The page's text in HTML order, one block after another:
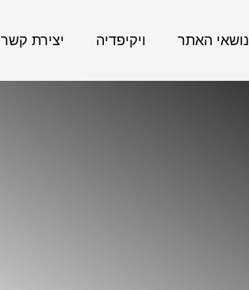
נושאי האתר ויקיפדיה יצירת קשר